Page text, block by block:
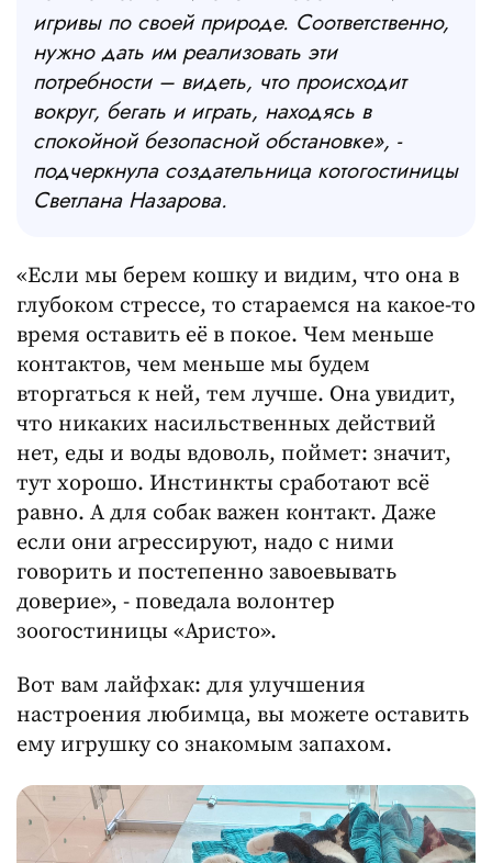
игривы по своей природе. Соответственно,
нужно дать им реализовать эти
потребности – видеть, что происходит
вокруг, бегать и играть, находясь в
спокойной безопасной обстановке», -
подчеркнула создательница котогостиницы
Светлана Назарова.
«Если мы берем кошку и видим, что она в
глубоком стрессе, то стараемся на какое-то
время оставить её в покое. Чем меньше
контактов, чем меньше мы будем
вторгаться к ней, тем лучше. Она увидит,
что никаких насильственных действий
нет, еды и воды вдоволь, поймет: значит,
тут хорошо. Инстинкты сработают всё
равно. А для собак важен контакт. Даже
если они агрессируют, надо с ними
говорить и постепенно завоевывать
доверие», - поведала волонтер
зоогостиницы «Аристо».
Вот вам лайфхак: для улучшения
настроения любимца, вы можете оставить
ему игрушку со знакомым запахом.